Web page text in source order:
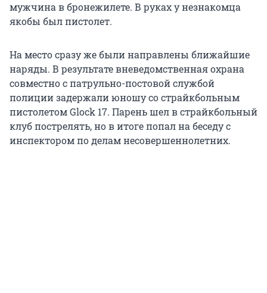
мужчина в бронежилете. В руках у незнакомца
якобы был пистолет.
На место сразу же были направлены ближайшие
наряды. В результате вневедомственная охрана
совместно с патрульно-постовой службой
полиции задержали юношу со страйкбольным
пистолетом Glock 17. Парень шел в страйкбольный
клуб пострелять, но в итоге попал на беседу с
инспектором по делам несовершеннолетних.